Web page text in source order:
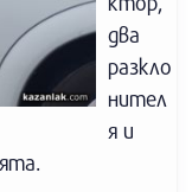
два
разкло
нител
я и